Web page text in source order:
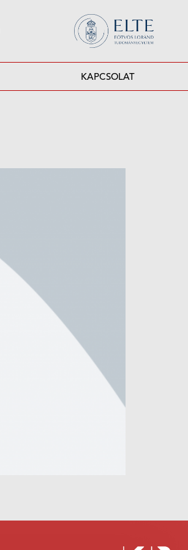
KAPCSOLAT